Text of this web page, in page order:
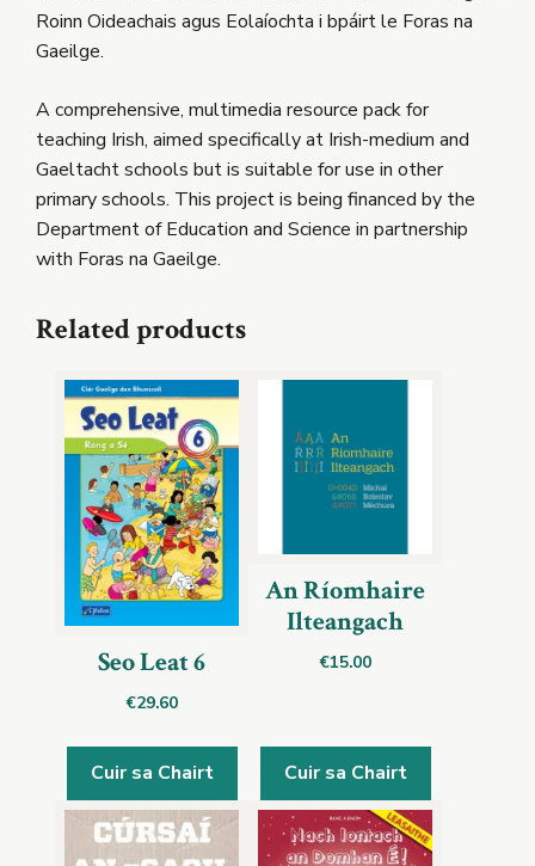
Roinn Oideachais agus Eolaíochta i bpáirt le Foras na
Gaeilge.
A comprehensive, multimedia resource pack for
teaching Irish, aimed specifically at Irish-medium and
Gaeltacht schools but is suitable for use in other
primary schools. This project is being financed by the
Department of Education and Science in partnership
with Foras na Gaeilge.
Related products
Seo Leat 6
€29.60
Cuir sa Chairt
An Ríomhaire
Ilteangach
€15.00
Cuir sa Chairt